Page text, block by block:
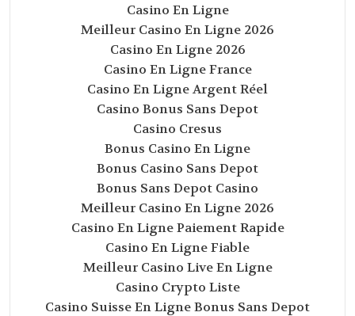
Casino En Ligne
Meilleur Casino En Ligne 2026
Casino En Ligne 2026
Casino En Ligne France
Casino En Ligne Argent Réel
Casino Bonus Sans Depot
Casino Cresus
Bonus Casino En Ligne
Bonus Casino Sans Depot
Bonus Sans Depot Casino
Meilleur Casino En Ligne 2026
Casino En Ligne Paiement Rapide
Casino En Ligne Fiable
Meilleur Casino Live En Ligne
Casino Crypto Liste
Casino Suisse En Ligne Bonus Sans Depot